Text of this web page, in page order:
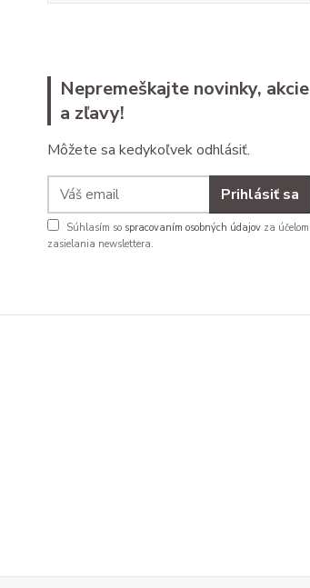
Nepremeškajte novinky, akcie
a zľavy!
Môžete sa kedykoľvek odhlásiť.
Prihlásiť sa
Súhlasím so spracovaním osobných údajov za účelom
zasielania newslettera.